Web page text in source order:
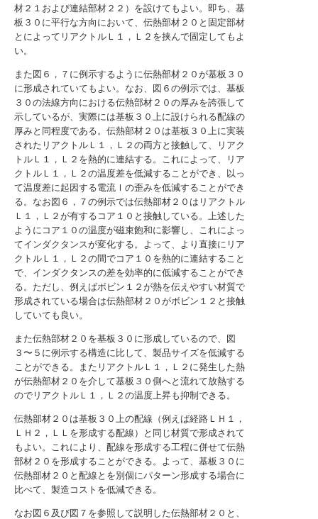
材２１および連結部材２２）を設けてもよい。即ち、基
板３０に平行な方向において、伝熱部材２０と固定部材
とによってリアクトルＬ１，Ｌ２を挟んで固定してもよ
い。
また図６，７に例示するように伝熱部材２０が基板３０
に形成されていてもよい。なお、図６の例示では、基板
３０の法線方向における伝熱部材２０の厚みを誇張して
示しているが、実際には基板３０上に設けられる配線の
厚みと同程度である。伝熱部材２０は基板３０上に実装
されたリアクトルＬ１，Ｌ２の両方と接触して、リアク
トルＬ１，Ｌ２を熱的に連結する。これによって、リア
クトルＬ１，Ｌ２の温度差を低減することができ、以っ
て温度差に起因する電流Ｉの歪みを低減することができ
る。なお図６，７の例示では伝熱部材２０はリアクトル
Ｌ１，Ｌ２が有するコア１０と接触している。上述した
ようにコア１０の温度が磁束飽和に影響し、これによっ
てインダクタンスが変化する。よって、より直接にリア
クトルＬ１，Ｌ２の間でコア１０を熱的に連結すること
で、インダクタンスの差を効率的に低減することができ
る。ただし、例えばボビン１２が熱を伝えやすい材質で
形成されている場合は伝熱部材２０がボビン１２と接触
していても良い。
また伝熱部材２０を基板３０に形成しているので、図
３〜５に例示する構造に比して、製品サイズを低減する
ことができる。またリアクトルＬ１，Ｌ２に発生した熱
が伝熱部材２０を介して基板３０側へと流れて放熱する
のでリアクトルＬ１，Ｌ２の温度上昇も抑制できる。
伝熱部材２０は基板３０上の配線（例えば経路ＬＨ１，
ＬＨ２，ＬＬを形成する配線）と同じ材質で形成されて
もよい。これにより、配線を形成する工程に併せて伝熱
部材２０を形成することができる。よって、基板３０に
伝熱部材２０と配線とを別個にパターン形成する場合に
比べて、製造コストを低減できる。
なお図６及び図７を参照して説明した伝熱部材２０と、